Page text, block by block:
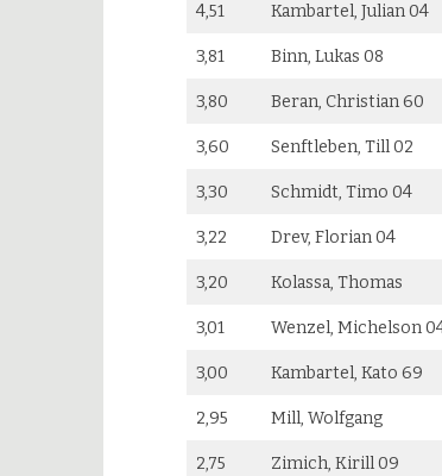
4,51 Kambartel, Julian 04
3,81 Binn, Lukas 08
3,80 Beran, Christian 60
3,60 Senftleben, Till 02
3,30 Schmidt, Timo 04
3,22 Drev, Florian 04
3,20 Kolassa, Thomas
3,01 Wenzel, Michelson
3,00 Kambartel, Kato 69
2,95 Mill, Wolfgang
2,75 Zimich, Kirill 09